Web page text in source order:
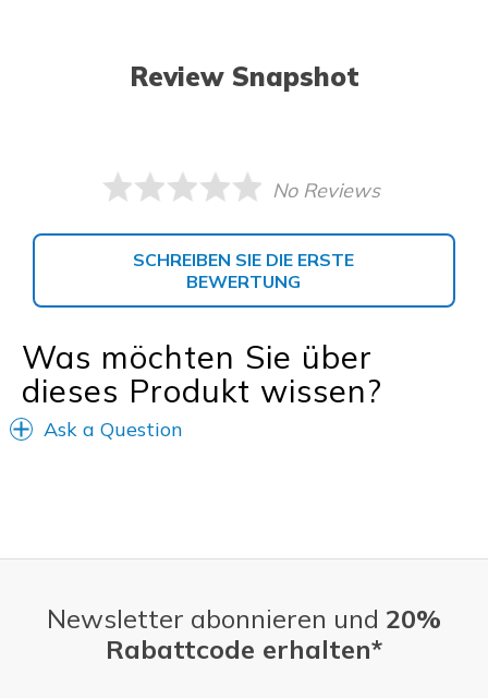
Review Snapshot
No Reviews
SCHREIBEN SIE DIE ERSTE
BEWERTUNG
Was möchten Sie über
dieses Produkt wissen?
Ask a Question
Newsletter abonnieren und 20%
Rabattcode erhalten*